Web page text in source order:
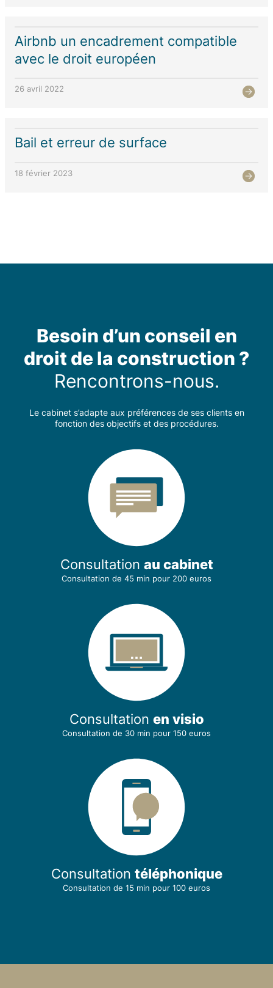
Airbnb un encadrement compatible
avec le droit européen
26 avril 2022
Bail et erreur de surface
18 février 2023
Besoin d’un conseil en
droit de la construction ?
Rencontrons-nous.
Le cabinet s’adapte aux préférences de ses clients en
fonction des objectifs et des procédures.
Consultation au cabinet
Consultation de 45 min pour 200 euros
Consultation en visio
Consultation de 30 min pour 150 euros
Consultation téléphonique
Consultation de 15 min pour 100 euros